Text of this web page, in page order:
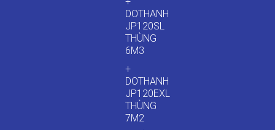
DOTHANH
JP120SL
THÙNG
6M3
+
DOTHANH
JP120EXL
THÙNG
7M2